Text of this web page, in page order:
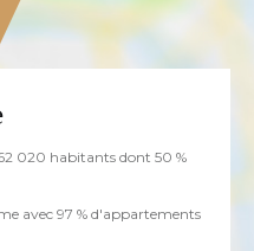
020 habitants dont 50 %
avec 97 % d'appartements